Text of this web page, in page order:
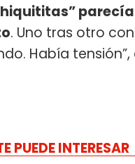
. Uno tras otro
Había
PUEDE INTERESAR